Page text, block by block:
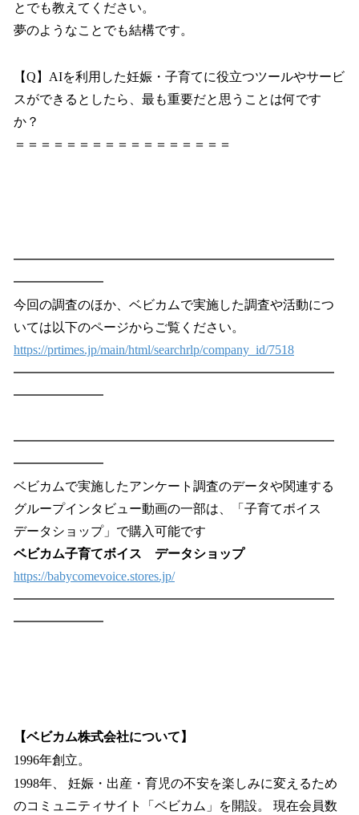
とでも教えてください。
夢のようなことでも結構です。
【Q】AIを利用した妊娠・子育てに役立つツールやサービ
スができるとしたら、最も重要だと思うことは何です
か？
＝＝＝＝＝＝＝＝＝＝＝＝＝＝＝＝＝
━━━━━━━━━━━━━━━━━━━━━━━━━
━━━━━━━
今回の調査のほか、ベビカムで実施した調査や活動につ
いては以下のページからご覧ください。
https://prtimes.jp/main/html/searchrlp/company_id/7518
━━━━━━━━━━━━━━━━━━━━━━━━━
━━━━━━━
━━━━━━━━━━━━━━━━━━━━━━━━━
━━━━━━━
ベビカムで実施したアンケート調査のデータや関連する
グループインタビュー動画の一部は、「子育てボイス
データショップ」で購入可能です
ベビカム子育てボイス データショップ
https://babycomevoice.stores.jp/
━━━━━━━━━━━━━━━━━━━━━━━━━
━━━━━━━
【ベビカム株式会社について】
1996年創立。
1998年、 妊娠・出産・育児の不安を楽しみに変えるため
のコミュニティサイト「ベビカム」を開設。 現在会員数